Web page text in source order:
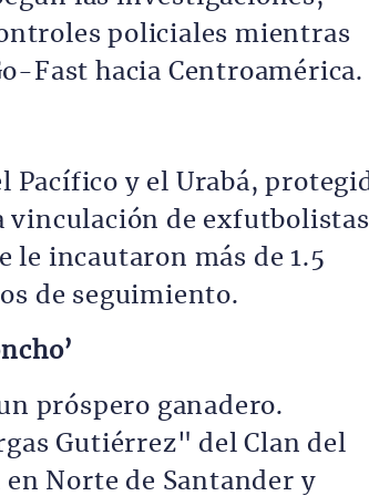
policiales mientras
Fast hacia Centroamérica.
Pacífico y el Urabá,
vinculación de
le incautaron más de 1.5
de seguimiento.
próspero ganadero.
Gutiérrez" del Clan del
en Norte de Santander y